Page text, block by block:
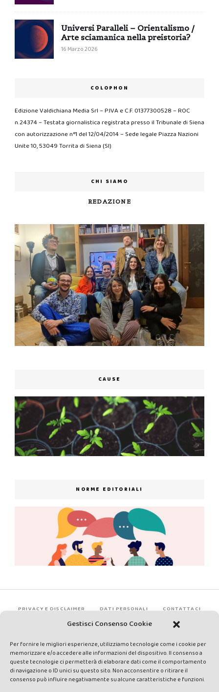
Gestisci Consenso Cookie
Per fornire le migliori esperienze, utilizziamo tecnologie come i cookie per
memorizzare e/o accedere alle informazioni del dispositivo. Il consenso a
queste tecnologie ci permetterà di elaborare dati come il comportamento
di navigazione o ID unici su questo sito. Non acconsentire o ritirare il
consenso può influire negativamente su alcune caratteristiche e funzioni.
Universi Paralleli – Orientalismo /
Arte sciamanica nella preistoria?
16 Marzo 2026
COLOPHON
Edizione Valdichiana Media Srl – P.IVA e C.F. 01377300528 – ROC
n.24374 – Testata giornalistica registrata presso il Tribunale di Siena
con autorizzazione n°1 del 12/04/2014 – Sede legale Piazza Nazioni
Unite 10, 53049 Torrita di Siena (SI)
CHI SIAMO
REDAZIONE
CAUSE
NORME EDITORIALI
PRIVACY E DISCLAIMER DATI PERSONALI CONTATTACI